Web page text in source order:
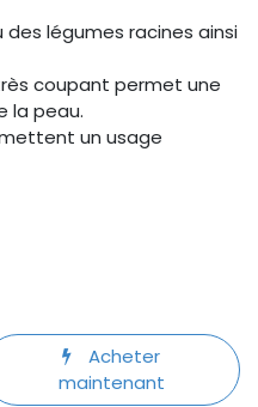
légumes racines ainsi
coupant permet une
la peau.
un usage
Acheter
maintenant